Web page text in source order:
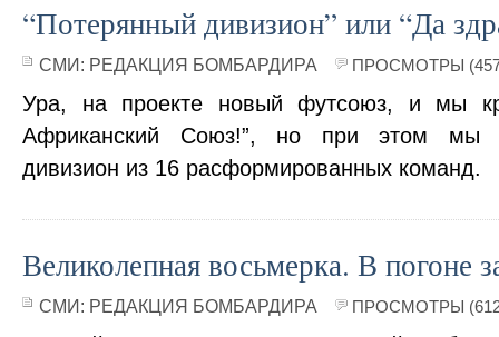
“Потерянный дивизион” или “Да
СМИ: РЕДАКЦИЯ БОМБАРДИРА ПРОСМОТРЫ
Ура, на проекте новый футсоюз, и мы
Африканский Союз!”, но при этом мы
дивизион из 16 расформированных команд.
Великолепная восьмерка. В погоне
СМИ: РЕДАКЦИЯ БОМБАРДИРА ПРОСМОТРЫ